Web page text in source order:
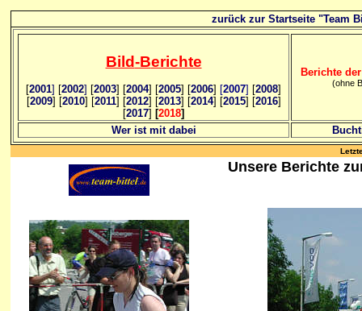
zurück zur Startseite "Team
Bild-Berichte
[2001] [2002] [2003] [2004] [2005] [2006] [2007] [2008]
[2009] [2010] [2011] [2012] [2013] [2014] [2015] [2016]
[2017] [2018]
Berichte
(ohne
Wer ist mit dabei
Unsere Berichte